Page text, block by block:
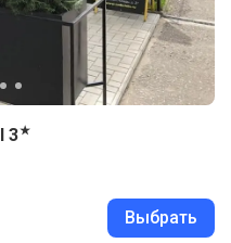
3★
Выбрать